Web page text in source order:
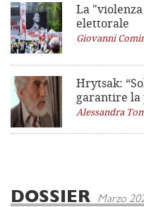
La
elettorale
Giovanni
Hrytsak:
garantire la
Alessandra
DOSSIER Marzo